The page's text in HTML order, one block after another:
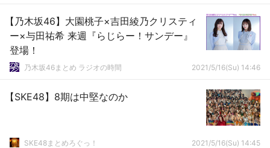
【乃木坂46】大園桃子×吉田綾乃クリスティ
ー×与田祐希 来週『らじらー！サンデー』
登場！
乃木坂46まとめ ラジオの時間 2021/5/16(Su) 14:46
【SKE48】8期は中堅なのか
SKE48まとめろぐっ！ 2021/5/16(Su) 14:45